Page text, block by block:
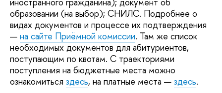
образовании (на выбор); СНИЛС. Подробнее о
видах документов и процессе их подтверждения
— на сайте Приёмной комиссии. Там же список
необходимых документов для абитуриентов,
поступающим по квотам. С траекториями
поступления на бюджетные места можно
ознакомиться здесь, на платные места — здесь.